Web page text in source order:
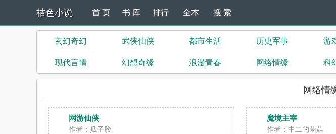
桔色小说 首 页 书 库 排行 全本 搜 索
玄幻奇幻 武侠仙侠 都市生活 历史军事 游
现代言情 幻想奇缘 浪漫青春 网络情缘 科
网络情
网游仙侠
作者：瓜子脸
魔境主宰
作者：中二的菌菇